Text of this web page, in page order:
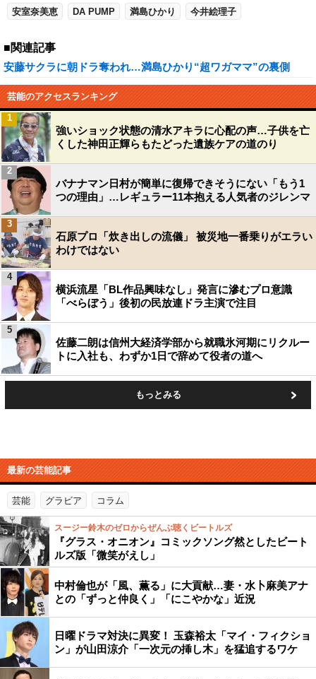
安室奈美恵 DA PUMP 満島ひかり 今井絵理子
■関連記事
安藤サクラに朝ドラ奪われ…満島ひかり“超ワガママ”の裏側
芸能のアクセスランキング
強いショック状態の清水アキラに心配の声…子供を亡
くした神田正輝らもたどった遺族ケアの道のり
1
バナナマン日村が簡単に復帰できそうにない「もう1
つの理由」…レギュラー11本抱える人気者のジレンマ
2
石原プロ「炊き出しの流儀」 被災地一番乗りがエラい
わけではない
3
横浜流星「BL作品興味なし」発言に滲むプロ意識
「べらぼう」後初の民放連ドラ主演で注目
4
佐藤二朗は信州大経済学部から就職氷河期にリクルー
トに入社も、わずか1日で辞めて役者の道へ
5
もっとみる
最新の芸能記事
芸能 グラビア コラム
スージー鈴木のゼロからぜんぶ聴くビートルズ
『グラス・オニオン』コミックソング然としたビート
ルズ版「微笑がえし」
中村倫也が「風、薫る」に大貢献…妻・水卜麻美アナ
との「ずっと仲良く」「にこやかな」近況
日曜ドラマ対決に異変！ 玉森裕太「マイ・フィクショ
ン」が山田涼介「一次元の挿し木」を猛追するワケ